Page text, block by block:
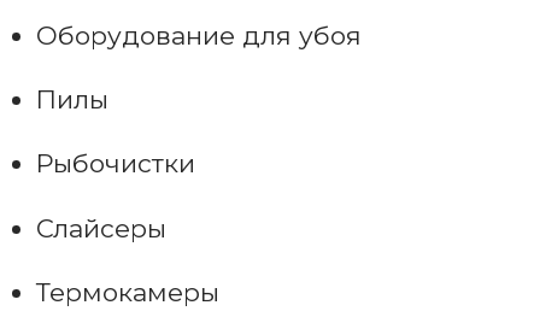
Оборудование для убоя
Пилы
Рыбочистки
Слайсеры
Термокамеры